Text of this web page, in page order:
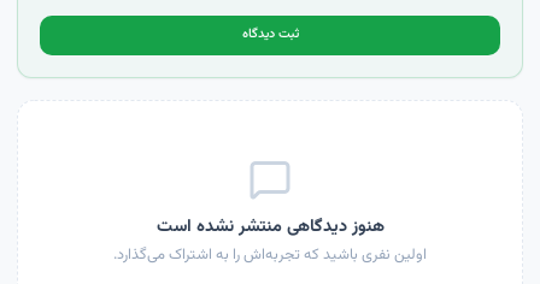
ثبت دیدگاه
هنوز دیدگاهی منتشر نشده است
اولین نفری باشید که تجربه‌اش را به اشتراک می‌گذارد.